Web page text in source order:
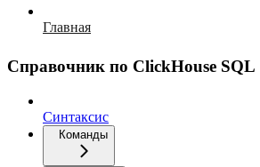
Главная
Справочник по ClickHouse SQL
Синтаксис
Команды